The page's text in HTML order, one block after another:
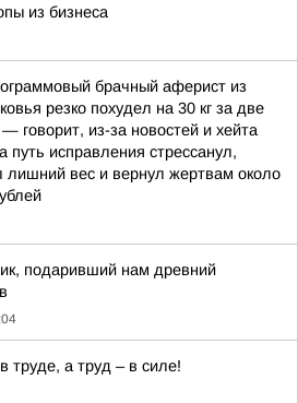
из бизнеса
брачный аферист из
резко похудел на 30 кг за две
говорит, из-за новостей и хейта
путь исправления стрессанул,
лишний вес и вернул жертвам около
подаривший нам древний
труде, а труд – в силе!